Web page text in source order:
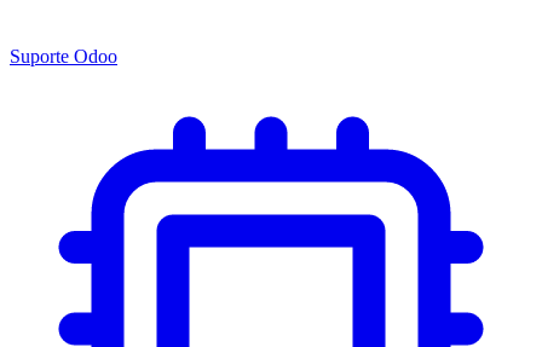
Suporte Odoo